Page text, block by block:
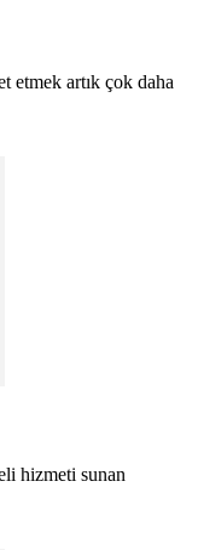
etmek artık çok daha
hizmeti sunan